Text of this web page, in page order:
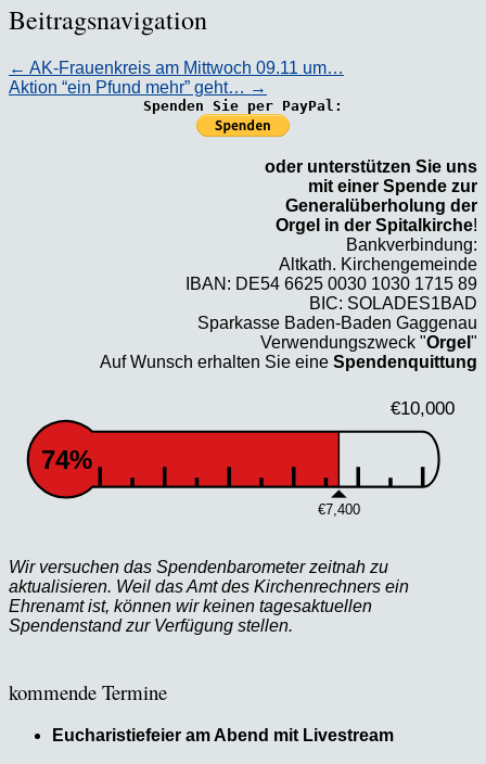
Beitragsnavigation
← AK-Frauenkreis am Mittwoch 09.11 um…
Aktion “ein Pfund mehr” geht… →
Spenden Sie per PayPal:
oder unterstützen Sie uns
mit einer Spende zur
Generalüberholung der
Orgel in der Spitalkirche!
Bankverbindung:
Altkath. Kirchengemeinde
IBAN: DE54 6625 0030 1030 1715 89
BIC: SOLADES1BAD
Sparkasse Baden-Baden Gaggenau
Verwendungszweck "Orgel "
Auf Wunsch erhalten Sie eine Spendenquittung
€10,000
€7,400
74%
Wir versuchen das Spendenbarometer zeitnah zu
aktualisieren. Weil das Amt des Kirchenrechners ein
Ehrenamt ist, können wir keinen tagesaktuellen
Spendenstand zur Verfügung stellen.
kommende Termine
Eucharistiefeier am Abend mit Livestream